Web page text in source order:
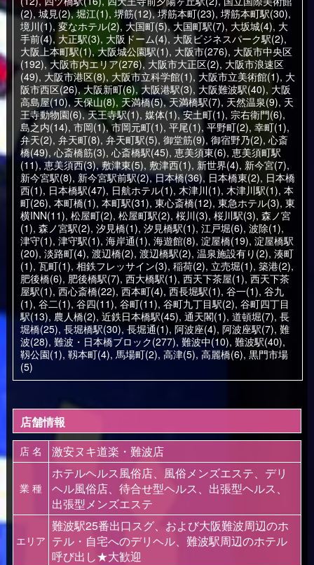
(2), 城見(2),堀江(1), 堺筋(12),堺筋本町(23), 堺筋本町駅(30),
境川(1), 変なホテル(2), 大国町(5), 大国町駅(7), 大坂城(4), 大
手前(4), 大正駅(3), 大阪ドーム(4), 大阪ビジネスパーク駅(2),
大阪上本町駅(1), 大阪城公園駅(1), 大阪市(276), 大阪市中央区
(192),大阪市内エリア(276), 大阪市大正区(2), 大阪市浪速区
(49), 大阪市港区(8), 大阪市立科学館(1), 大阪市立美術館(1), 大
阪市西区(26),大阪新町(6), 大阪港駅(3), 大阪難波駅(40), 大阪
高島屋(10), 天保山(8), 天満橋(5), 天満橋駅(7), 天然温泉(9), 天
王寺動物園(6),天王寺駅(1), 媒体(1),安土町(1), 宗右衛門(6),
島之内(14), 市岡(1),市岡元町(1), 平尾(1), 平野町(2), 幸町(1),
弁天(2), 弁天町(8), 弁天町駅(5), 御堂筋(9), 御宿野乃(2), 心斎
橋(49), 心斎橋筋(3), 心斎橋駅(45), 恵美須東(6), 恵美須町駅
(11), 恵美須西(3),敷津東(5), 敷津西(1), 新世界(4), 新今宮(7),
新今宮駅(8), 新今宮駅前駅(2),日本橋(36), 日本橋東(2), 日本橋
西(1), 日本橋駅(47), 日航ホテル(1), 木津川(1), 木津川駅(1), 本
町(26), 本町橋(1), 本町駅(31), 東心斎橋(12), 東急ホテル(3), 東
横INN(11), 松屋町(2), 松屋町駅(2), 桜川(3), 桜川駅(3), 森ノ宮
(1), 森ノ宮駅(2), 汐見橋(1), 汐見橋駅(1), 江戸堀(6), 波除(1),
津守(1), 津守駅(1), 海岸通(1), 海遊館(8), 淀屋橋(19), 淀屋橋駅
(20), 淡路町(4), 渡辺橋(2), 渡辺橋駅(2), 温泉施設有り(2), 湊町
(1), 瓦町(1), 相鉄フレッサイン(3), 稲荷(2), 立売堀(1), 築港(2),
肥後橋(6), 肥後橋駅(7), 西大橋駅(1), 西天下茶屋(1), 西天下茶
屋駅(1), 西心斎橋(22), 西本町(4), 西長堀駅(1), 谷一(1), 谷九
(1), 谷二(1), 谷四(11), 谷町(11), 谷町九丁目駅(2), 谷町四丁目
駅(13), 農人橋(2), 近鉄日本橋駅(45), 通天閣(1), 道頓堀(7), 長
堀橋(25), 長堀橋駅(30), 長堀通(1), 阿波座(4), 阿波座駅(7), 難
波(28), 難波・日本橋ブロック(277), 難波中(10), 難波駅(40),
靱公園(1), 靱本町(4), 馬場町(2), 高津(5), 高麗橋(6), 黒門市場
(5)
店舗情報
店 名 激安ヌキ道楽・難波店
業 種
ホテルヘルス風俗店、風俗メンズエステ、デリ
ヘル風俗店、待合せ型ヘルス、出張型ヘルス、
出張型メンズエステ
エリア
難波駅25番出口スグ、および大阪難波周辺のホ
テル・自宅へのデリヘル、難波駅周辺のホテル
呼び出し★大歓迎